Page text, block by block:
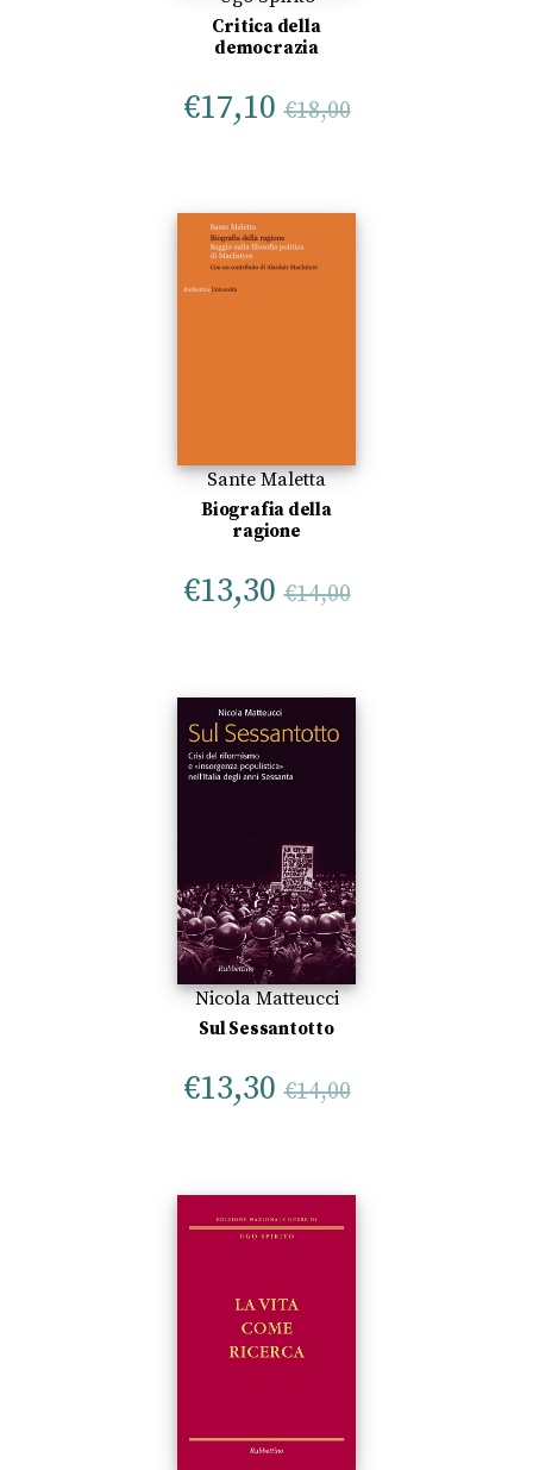
Critica della
democrazia
€17,10 €18,00
Sante Maletta
Biografia della
ragione
€13,30 €14,00
Nicola Matteucci
Sul Sessantotto
€13,30 €14,00